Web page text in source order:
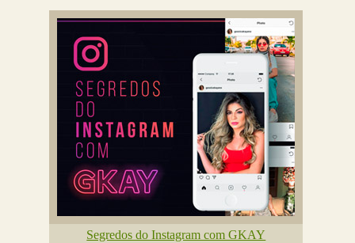
Segredos do Instagram com GKAY